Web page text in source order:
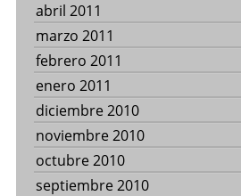
abril 2011
marzo 2011
febrero 2011
enero 2011
diciembre 2010
noviembre 2010
octubre 2010
septiembre 2010